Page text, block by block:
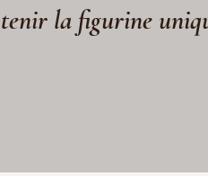
la figurine